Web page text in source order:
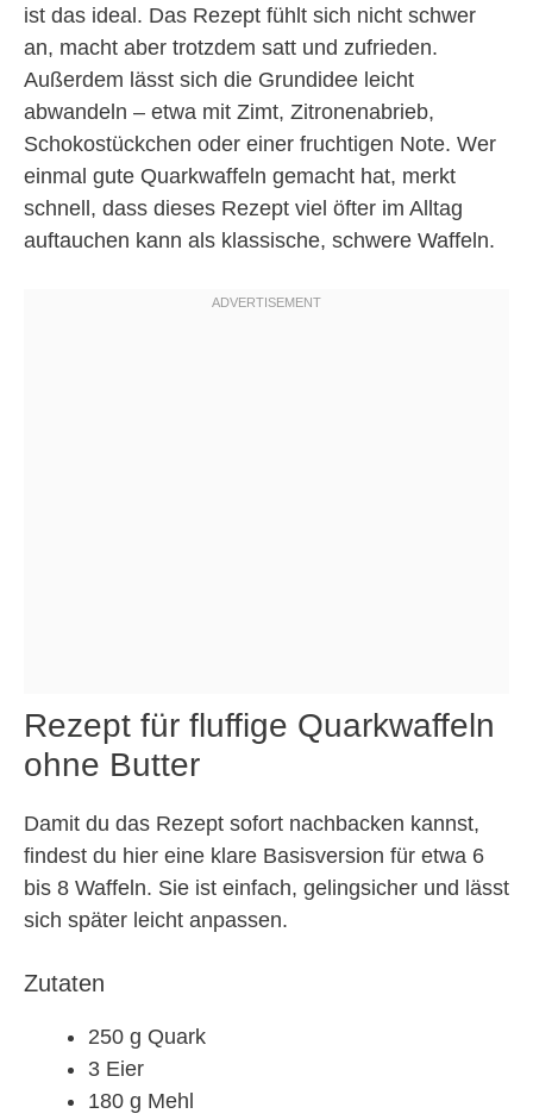
ist das ideal. Das Rezept fühlt sich nicht schwer
an, macht aber trotzdem satt und zufrieden.
Außerdem lässt sich die Grundidee leicht
abwandeln – etwa mit Zimt, Zitronenabrieb,
Schokostückchen oder einer fruchtigen Note. Wer
einmal gute Quarkwaffeln gemacht hat, merkt
schnell, dass dieses Rezept viel öfter im Alltag
auftauchen kann als klassische, schwere Waffeln.
Rezept für fluffige Quarkwaffeln
ohne Butter
Damit du das Rezept sofort nachbacken kannst,
findest du hier eine klare Basisversion für etwa 6
bis 8 Waffeln. Sie ist einfach, gelingsicher und lässt
sich später leicht anpassen.
Zutaten
250 g Quark
3 Eier
180 g Mehl